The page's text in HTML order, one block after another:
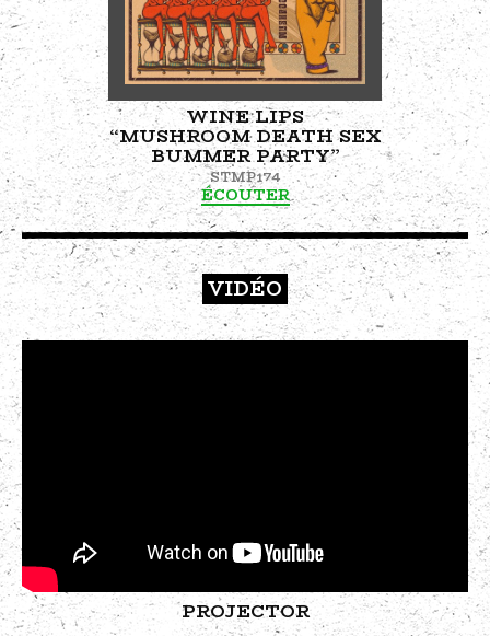
WINE LIPS
“MUSHROOM DEATH SEX
BUMMER PARTY”
STMP174
ÉCOUTER
VIDÉO
PROJECTOR